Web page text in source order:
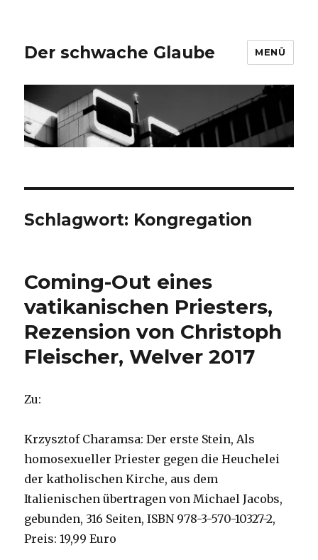
Der schwache Glaube MENÜ
Schlagwort: Kongregation
Coming-Out eines
vatikanischen Priesters,
Rezension von Christoph
Fleischer, Welver 2017
Zu:
Krzysztof Charamsa: Der erste Stein, Als
homosexueller Priester gegen die Heuchelei
der katholischen Kirche, aus dem
Italienischen übertragen von Michael Jacobs,
gebunden, 316 Seiten, ISBN 978-3-570-10327-2,
Preis: 19,99 Euro